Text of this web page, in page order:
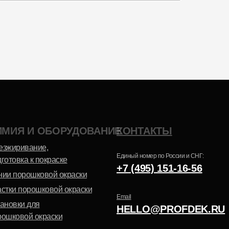
И ОБОРУДОВАНИЕКОНТАКТЫ
для
окраски
к покраске
порошковой окраски
порошковой окраски
Единый номер по России и СНГ:
+7 (495) 151-16-56
Email
HELLO@PROFDEK.RU